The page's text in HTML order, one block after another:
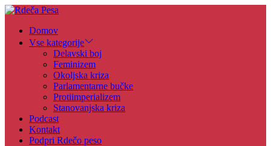
Skip
content
Pesa
Domov
Vse kategorije
Delavski boj
Feminizem
Okoljska kriza
Parlamentarne bučke
Protiimperializem
Stanovanjska kriza
Podcast
Kontakt
Podpri Rdečo peso